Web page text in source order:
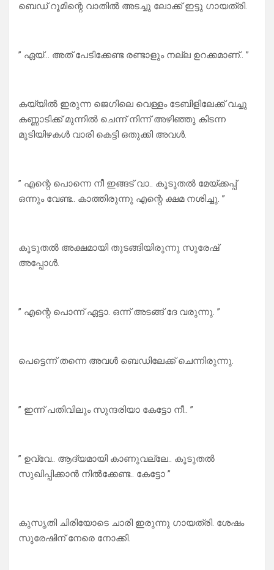
ബെഡ് റൂമിന്റെ വാതിൽ അടച്ചു ലോക്ക് ഇട്ടു ഗായത്രി.
” ഏയ്… അത് പേടിക്കേണ്ട രണ്ടാളും നല്ല ഉറക്കമാണ്.. ”
കയ്യിൽ ഇരുന്ന ജെഗിലെ വെള്ളം ടേബിളിലേക്ക് വച്ചു
കണ്ണാടിക്ക് മുന്നിൽ ചെന്ന് നിന്ന് അഴിഞ്ഞു കിടന്ന
മുടിയിഴകൾ വാരി കെട്ടി ഒതുക്കി അവൾ.
” എന്റെ പൊന്നെ നീ ഇങ്ങട് വാ.. കൂടുതൽ മേയ്ക്കപ്പ്
ഒന്നും വേണ്ട.. കാത്തിരുന്നു എന്റെ ക്ഷമ നശിച്ചു. ”
കൂടുതൽ അക്ഷമായി തുടങ്ങിയിരുന്നു സുരേഷ്
അപ്പോൾ.
” എന്റെ പൊന്ന് ഏട്ടാ. ഒന്ന് അടങ്ങ് ദേ വരുന്നു. ”
പെട്ടെന്ന് തന്നെ അവൾ ബെഡിലേക്ക് ചെന്നിരുന്നു.
” ഇന്ന് പതിവിലും സുന്ദരിയാ കേട്ടോ നീ.. ”
” ഉവ്വേ.. ആദ്യമായി കാണുവല്ലേ.. കൂടുതൽ
സുഖിപ്പിക്കാൻ നിൽക്കേണ്ട.. കേട്ടോ ”
കുസൃതി ചിരിയോടെ ചാരി ഇരുന്നു ഗായത്രി. ശേഷം
സുരേഷിന് നേരെ നോക്കി.